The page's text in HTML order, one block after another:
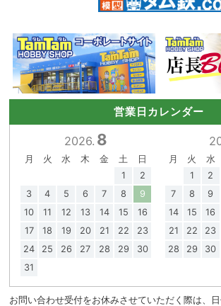
営業日カレンダー
2026. 8
月 火 水 木 金 土
日
1
2
3
4 5 6 7 8
9
10
11 12 13 14 15
16
17
18 19 20 21 22
23
24
25 26 27 28 29
30
31
月 火 水
1
2
7
8 9
14
15 16
21
22 23
28
29 30
お問い合わせ受付をお休みさせていただく際は、